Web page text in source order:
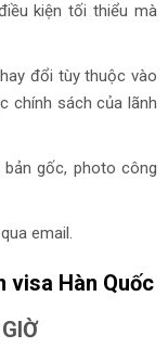
kiện tối thiểu mà
đổi tùy thuộc vào
chính sách của lãnh
gốc, photo công
email.
visa Hàn Quốc